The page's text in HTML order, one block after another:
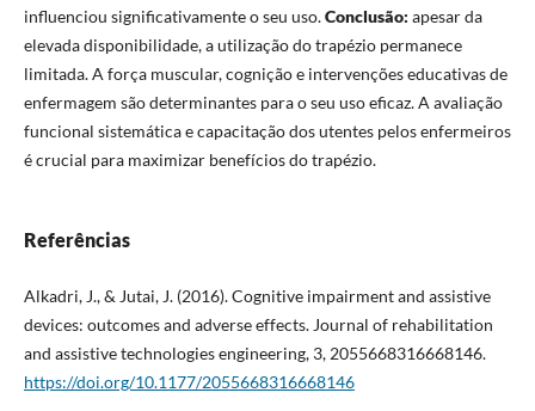
influenciou significativamente o seu uso.Conclusão: apesar da
elevada disponibilidade, a utilização do trapézio permanece
limitada. A força muscular, cognição e intervenções educativas de
enfermagem são determinantes para o seu uso eficaz. A avaliação
funcional sistemática e capacitação dos utentes pelos enfermeiros
é crucial para maximizar benefícios do trapézio.
Referências
Alkadri, J., & Jutai, J. (2016). Cognitive impairment and assistive
devices: outcomes and adverse effects. Journal of rehabilitation
and assistive technologies engineering, 3, 2055668316668146.
https://doi.org/10.1177/2055668316668146